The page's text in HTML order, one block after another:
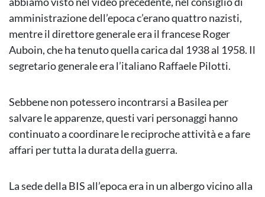
amministrazione dell’epoca c’erano quattro nazisti,
mentre il direttore generale era il francese Roger
Auboin, che ha tenuto quella carica dal 1938 al 1958. Il
segretario generale era l’italiano Raffaele Pilotti.
Sebbene non potessero incontrarsi a Basilea per
salvare le apparenze, questi vari personaggi hanno
continuato a coordinare le reciproche attività e a fare
affari per tutta la durata della guerra.
La sede della BIS all’epoca era in un albergo vicino alla